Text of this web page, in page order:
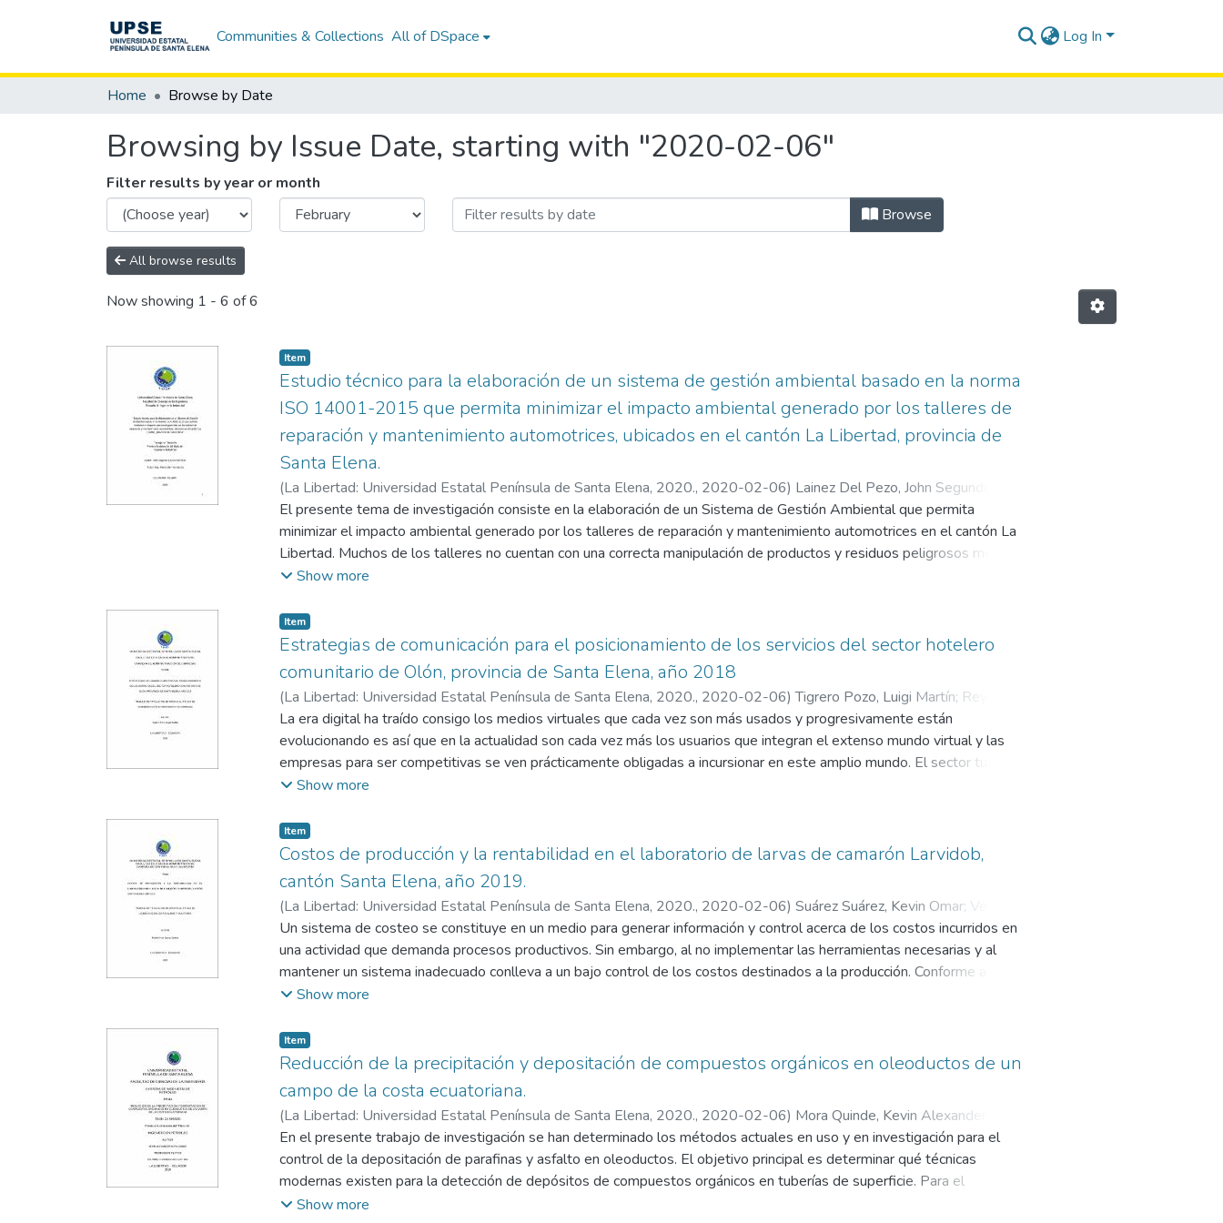
Communities & Collections All of DSpace Log In
Home Browse by Date
Browsing by Issue Date, starting with "2020-02-06"
Filter results by year or month
Browse
All browse results
Now showing 1 - 6 of 6
Item
Estudio técnico para la elaboración de un sistema de gestión ambiental basado en la norma
ISO 14001-2015 que permita minimizar el impacto ambiental generado por los talleres de
reparación y mantenimiento automotrices, ubicados en el cantón La Libertad, provincia de
Santa Elena.
(La Libertad: Universidad Estatal Península de Santa Elena, 2020., 2020-02-06) Lainez Del Pezo, John Segundo
Bermeo García, Marco Vinicio
El presente tema de investigación consiste en la elaboración de un Sistema de Gestión Ambiental que permita
minimizar el impacto ambiental generado por los talleres de reparación y mantenimiento automotrices en el cantón La
Libertad. Muchos de los talleres no cuentan con una correcta manipulación de productos y residuos peligrosos menos
aún conocen como reciclar estos residuos, en muchos casos por no contar dentro del taller con áreas de
informales. La norma ISO 140001-2015 es una guía que sirve para gestionar los aspectos ambientales identificados
previamente y aplicar acciones correctivas en caso de presentarse alguna no conformidad en la gestión realizada en los
procesos de trabajo del taller. Es aplicable en todo el proceso de mantenimiento automotriz en especial en aquellos
procesos que generan residuos contaminantes y no contaminantes. Algunos de los problemas que se identificaron
dentro de los talleres fueron derrame de hidrocarburos, incorrecta distribución de áreas de trabajo, inadecuado
almacenamiento de residuos sólidos y líquidos, proliferación de vectores, todos estos aspectos son tratados y
gestionados mediante programas ambientales y mediante la aplicación de auditorías internas planteado por el sistema
de gestión ambiental y aplicado directamente por cada taller automotriz.
Show more
Item
Estrategias de comunicación para el posicionamiento de los servicios del sector hotelero
comunitario de Olón, provincia de Santa Elena, año 2018
(La Libertad: Universidad Estatal Península de Santa Elena, 2020., 2020-02-06)Tigrero Pozo, Luigi Martín; Reyes
Perero, Ana
La era digital ha traído consigo los medios virtuales que cada vez son más usados y progresivamente están
evolucionando es así que en la actualidad son cada vez más los usuarios que integran el extenso mundo virtual y las
empresas para ser competitivas se ven prácticamente obligadas a incursionar en este amplio mundo. El sector turístico
no es la excepción, la presencia de organizaciones que van desde las más grandes hasta las más pequeñas integran e
realizó una investigación exploratoria-descriptiva y cualitativa, aplicando herramientas que aportaron a la captación de
información, misma que sirvió para determinar las principales redes sociales que más se utilizan en el medio turístico,
específicamente el sector hotelero y cuáles son los componentes adecuados para la generación de estrategias de
marketing que permitan el aumento en el nivel de ventas de los establecimientos hoteleros comunitarios de Olón.
Show more
Item
Costos de producción y la rentabilidad en el laboratorio de larvas de camarón Larvidob,
cantón Santa Elena, año 2019.
(La Libertad: Universidad Estatal Península de Santa Elena, 2020., 2020-02-06) Suárez Suárez, Kevin Omar; Vélez
García, Gladys
Un sistema de costeo se constituye en un medio para generar información y control acerca de los costos incurridos en
una actividad que demanda procesos productivos. Sin embargo, al no implementar las herramientas necesarias y al
mantener un sistema inadecuado conlleva a un bajo control de los costos destinados a la producción. Conforme a la
problemática se planteó como objetivo evaluar los costos de producción mediante procedimientos y técnicas
Elena, en el periodo comprendido año 2019. Se aplicó una investigación descriptiva, técnicas e instrumentos adecuados
para obtener información sobre el entorno de la población, procedimientos y puntos de vista de las personas que son
parte del objeto de estudio. Realizado el trabajo investigativo, se determinó que el laboratorio no ha implementa un
sistema adecuado de control de costos que sirva como herramienta para generar información veraz de los procesos y
resultados generados de la producción, afectando negativamente el análisis de la rentabilidad real obtenida por cada
periodo productivo, por lo tanto, se recomienda la implementación del sistema de costo adecuado a las actividades
productivas del laboratorio y que éste sirva en la determinación real del costo de producción y la información que
genera contribuya para medir la rentabilidad.
Show more
Item
Reducción de la precipitación y depositación de compuestos orgánicos en oleoductos de un
campo de la costa ecuatoriana.
(La Libertad: Universidad Estatal Península de Santa Elena, 2020., 2020-02-06) Mora Quinde, Kevin Alexander
Chuchuca Aguilar, Fidel Vladimir
En el presente trabajo de investigación se han determinado los métodos actuales en uso y en investigación para el
control de la depositación de parafinas y asfalto en oleoductos. El objetivo principal es determinar qué técnicas
modernas existen para la detección de depósitos de compuestos orgánicos en tuberías de superficie. Para el
cumplimiento del objetivo principal se plantearon los objetivos específicos: conocer el mecanismo de depositación de
Show more